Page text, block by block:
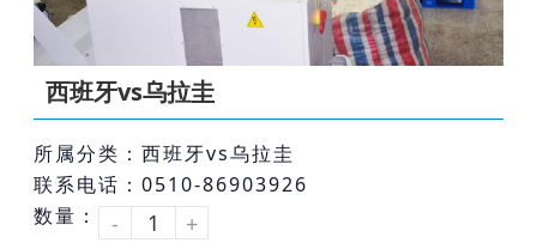
西班牙vs乌拉圭
所属分类：西班牙vs乌拉圭
联系电话：0510-86903926
数量：
- +